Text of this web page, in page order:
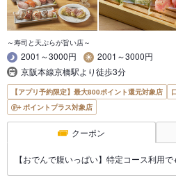
～寿司と天ぷらが旨い店～
2001～3000円
2001～3000円
京阪本線京橋駅より徒歩3分
【アプリ予約限定】最大800ポイント還元対象店
ポイントプラス対象店
クーポン
【おでんで腹いっぱい】特定コース利用